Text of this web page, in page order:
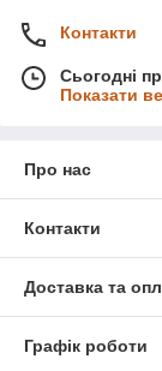
Контакти
Сьогодні
Показати
Про нас
Контакти
Доставка та
Графік роботи